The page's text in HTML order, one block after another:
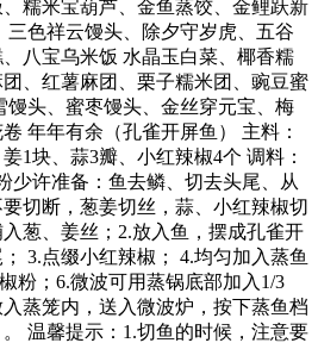
糯米宝葫芦、金鱼蒸饺、金鲤跃新
色祥云馒头、除夕守岁虎、五谷
八宝乌米饭 水晶玉白菜、椰香糯
、红薯麻团、栗子糯米团、豌豆蜜
馒头、蜜枣馒头、金丝穿元宝、梅
年年有余（孔雀开屏鱼） 主料：
1块、蒜3瓣、小红辣椒4个 调料：
少许准备：鱼去鳞、切去头尾、从
切断，葱姜切丝，蒜、小红辣椒切
葱、姜丝；2.放入鱼，摆成孔雀开
3.点缀小红辣椒； 4.均匀加入蒸鱼
粉；6.微波可用蒸锅底部加入1/3
蒸笼内，送入微波炉，按下蒸鱼档
温馨提示：1.切鱼的时候，注意要